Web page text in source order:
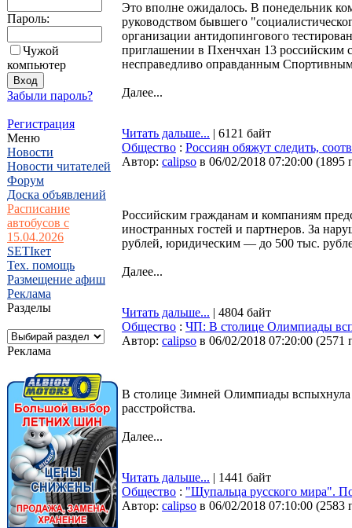
Пароль:
Чужой
компьютер
Забыли пароль?
Регистрация
Меню
Новости
Новости читателей
Форум
Доска объявлений
Расписание
автобусов с
15.04.2026
SETIкет
Тех. помощь
Размещение афиш
Реклама
Разделы
Реклама
Это вполне ожидалось. В понедельник
руководством бывшего
организации антидопингового
приглашении в Пхенчхан 13
несправедливо оправданным
Далее...
Читать дальше... | 6121 байт
Общество : Россиян обяжут следить,
Автор: calipso в 06/02/2018 07:20:00 (1895
Российским гражданам и компаниям
иностранных гостей и партнеров. За
рублей, юридическим — до 500 тыс.
Далее...
Читать дальше... | 4804 байт
Общество : ЧП: В столице Олимпиады
Автор: calipso в 06/02/2018 07:20:00 (2571
В столице Зимней Олимпиады
расстройства.
Далее...
Читать дальше... | 1441 байт
Общество : "Щупальца русского мира".
Автор: calipso в 06/02/2018 07:10:00 (2583